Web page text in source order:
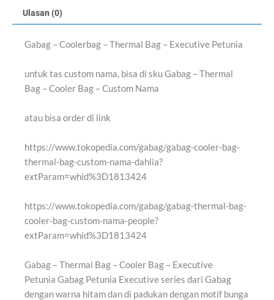
Ulasan (0)
Gabag – Coolerbag – Thermal Bag – Executive Petunia
untuk tas custom nama, bisa di sku Gabag – Thermal
Bag – Cooler Bag – Custom Nama
atau bisa order di link
https://www.tokopedia.com/gabag/gabag-cooler-bag-
thermal-bag-custom-nama-dahlia?
extParam=whid%3D1813424
https://www.tokopedia.com/gabag/gabag-thermal-bag-
cooler-bag-custom-nama-people?
extParam=whid%3D1813424
Gabag – Thermal Bag – Cooler Bag – Executive
Petunia Gabag Petunia Executive series dari Gabag
dengan warna hitam dan di padukan dengan motif bunga